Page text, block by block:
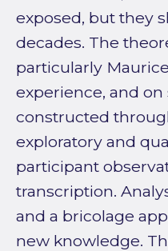
exposed, but they
decades. The
particularly
experience, and
constructed
exploratory and
participant
transcription.
and a bricolage
new knowledge.